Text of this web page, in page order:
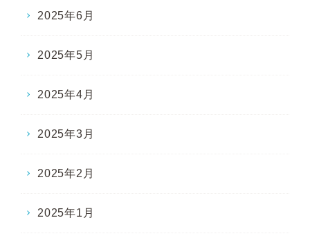
2025年6月
2025年5月
2025年4月
2025年3月
2025年2月
2025年1月